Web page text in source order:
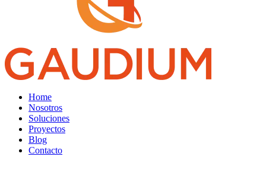
Home
Nosotros
Soluciones
Proyectos
Blog
Contacto